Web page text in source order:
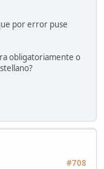
por error puse
obligatoriamente o
#708